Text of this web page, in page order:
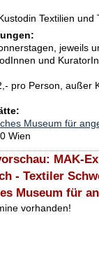
Textilien und
jeweils
und
pro Person, außer
Museum für
Wien
MAK-
- Textiler
Museum für
vorhanden!